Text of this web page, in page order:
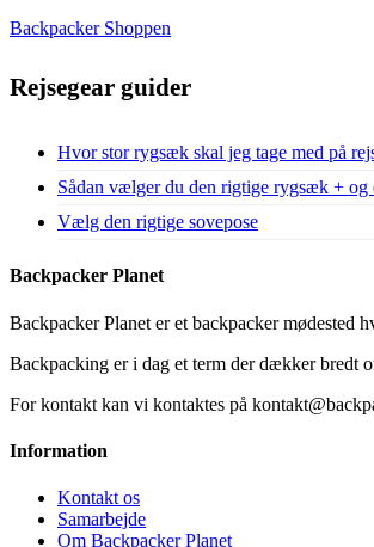
Backpacker Shoppen
Rejsegear guider
Hvor stor rygsæk skal jeg tage med på
Sådan vælger du den rigtige rygsæk + og
Vælg den rigtige sovepose
Backpacker Planet
Backpacker Planet er et backpacker mødested
Backpacking er i dag et term der dækker bredt
For kontakt kan vi kontaktes på
Information
Kontakt os
Samarbejde
Om Backpacker Planet